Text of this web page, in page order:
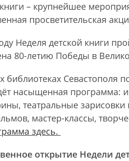
– крупнейшее
просветительская
Неделя детской книги
80-летию Победы в
библиотеках Севастополя
насыщенная программа:
театральные
мастер-классы,
здесь.
открытие Недели